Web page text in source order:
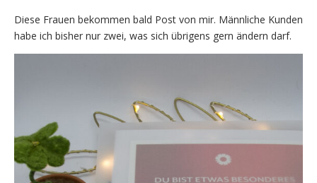
Diese Frauen bekommen bald Post von mir. Männliche Kunden
habe ich bisher nur zwei, was sich übrigens gern ändern darf.